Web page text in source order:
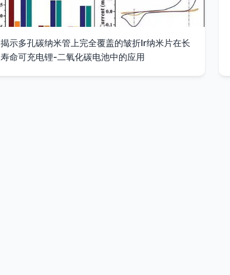
揭示多孔碳纳米管上完全覆盖的皱折Ir纳米片在长
寿命可充电锂-二氧化碳电池中的应用